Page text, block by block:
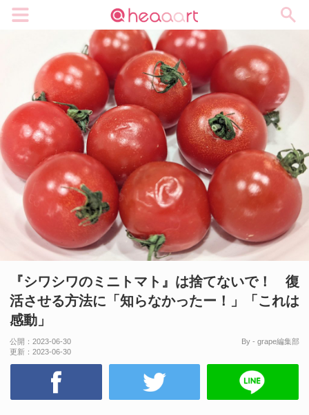
『シワシワのミニトマト』は捨てないで！ 復
活させる方法に「知らなかったー！」「これは
感動」
公開： 2023-06-30
更新： 2023-06-30
By - grape編集部